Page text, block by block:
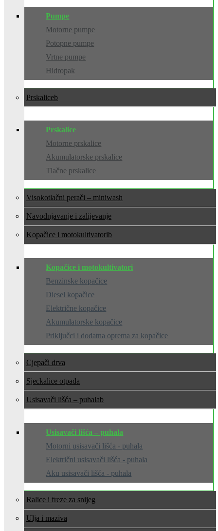
Pumpe
Motorne pumpe
Potopne pumpe
Vrtne pumpe
Hidropak
Prskalice
Prskalice
Motorne prskalice
Akumulatorske prskalice
Tlačne prskalice
Visokotlačni perači – miniwash
Navodnjavanje i zalijevanje
Kopačice i motokultivatori
Kopačice i motokultivatori
Benzinske kopačice
Diesel kopačice
Električne kopačice
Akumulatorske kopačice
Priključci i dodatna oprema za kopačice
Cjepači drva
Sjeckalice otpada
Usisavači lišća – puhala
Usisavači lišća – puhala
Motorni usisavači lišća - puhala
Električni usisavači lišća - puhala
Aku usisavači lišća - puhala
Ralice i freze za snijeg
Ulja i maziva